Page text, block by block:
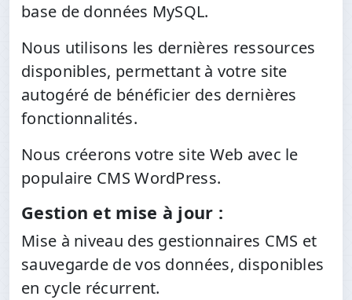
base de données MySQL.
Nous utilisons les dernières ressources
disponibles, permettant à votre site
autogéré de bénéficier des dernières
fonctionnalités.
Nous créerons votre site Web avec le
populaire CMS WordPress.
Gestion et mise à jour :
Mise à niveau des gestionnaires CMS et
sauvegarde de vos données, disponibles
en cycle récurrent.